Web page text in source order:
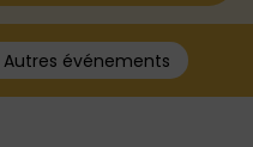
Autres événements